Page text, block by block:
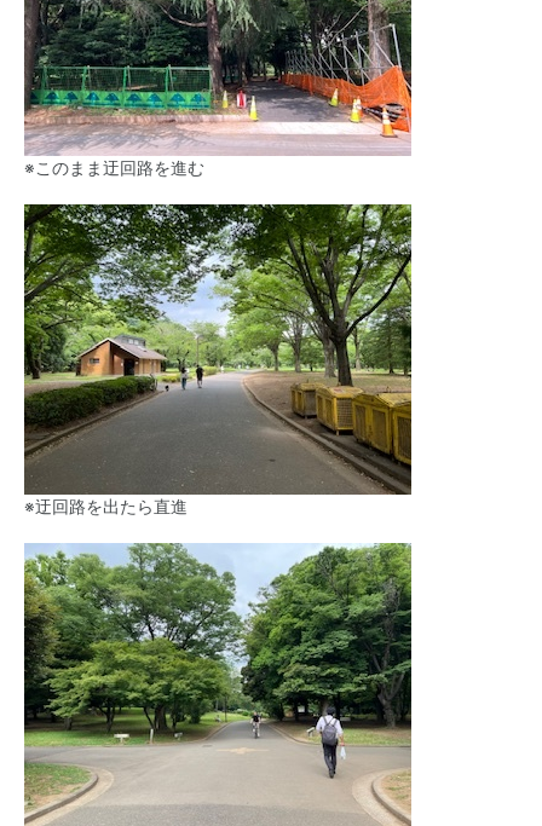
※このまま迂回路を進む
※迂回路を出たら直進